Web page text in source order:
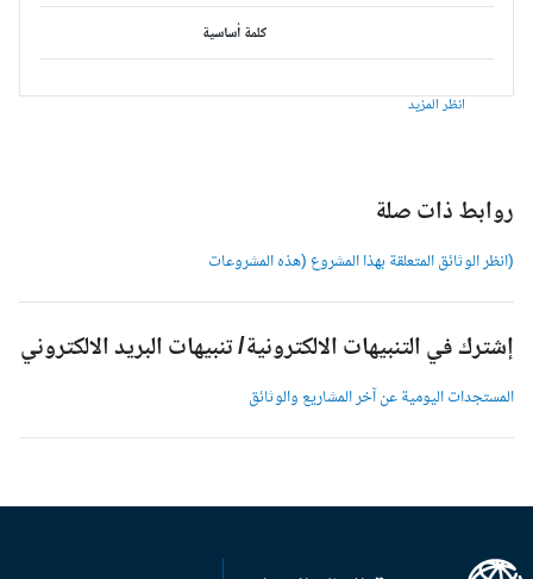
كلمة أساسية
انظر المزيد
روابط ذات صلة
(انظر الوثائق المتعلقة بهذا المشروع (هذه المشروعات
إشترك في التنبيهات الالكترونية/ تنبيهات البريد الالكتروني
المستجدات اليومية عن آخر المشاريع والوثائق